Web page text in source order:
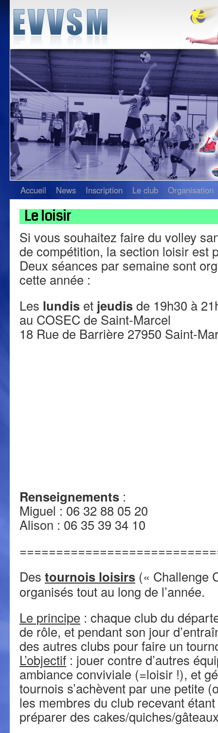
Accueil News Inscription Le club Organisation
Le loisir
Si vous souhaitez faire du volley
de compétition, la section loisir est
Deux séances par semaine sont
cette année :
Les lundis et jeudisde 19h30 à
au COSEC de Saint-Marcel
18 Rue de Barrière 27950 Saint-
Renseignements :
Miguel : 06 32 88 05 20
Alison : 06 35 39 34 10
Des tournois loisirs (« Challenge
organisés tout au long de l’année.
Le principe : chaque club du
de rôle, et pendant son jour
des autres clubs pour faire un
L’objectif : jouer contre d’autres
ambiance conviviale (=loisir !), et
tournois s’achèvent par une petite
les membres du club recevant
préparer des cakes/quiches/